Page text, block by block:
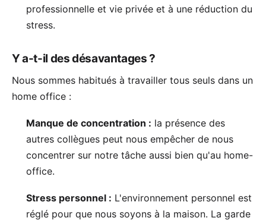
professionnelle et vie privée et à une réduction du
stress.
Y a-t-il des désavantages ?
Nous sommes habitués à travailler tous seuls dans un
home office :
Manque de concentration : la présence des
autres collègues peut nous empêcher de nous
concentrer sur notre tâche aussi bien qu'au home-
office.
Stress personnel : L'environnement personnel est
réglé pour que nous soyons à la maison. La garde